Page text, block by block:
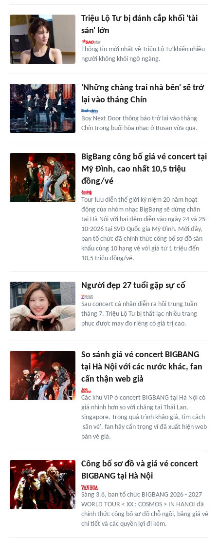
Triệu Lộ Tư bị đánh cắp khối 'tài
sản' lớn
Thông tin mới nhất về Triệu Lộ Tư khiến nhiều
người không khỏi ngỡ ngàng.
'Những chàng trai nhà bên' sẽ trở
lại vào tháng Chín
Boy Next Door thông báo trở lại vào tháng
Chín trong buổi hòa nhạc ở Busan vừa qua.
BigBang công bố giá vé concert tại
Mỹ Đình, cao nhất 10,5 triệu
đồng/vé
Tour lưu diễn thế giới kỷ niệm 20 năm hoạt
động của nhóm nhạc BigBang sẽ dừng chân
tại Hà Nội với hai đêm diễn vào ngày 24 và 25-
10-2026 tại SVĐ Quốc gia Mỹ Đình. Mới đây,
ban tổ chức đã chính thức công bố sơ đồ sân
khấu cùng 10 hạng vé với giá từ 1 triệu đến
10,5 triệu đồng/vé.
Người đẹp 27 tuổi gặp sự cố
Sau concert cá nhân diễn ra hồi trung tuần
tháng 7, Triệu Lộ Tư bị thất lạc nhiều trang
phục được may đo riêng có giá trị cao.
So sánh giá vé concert BIGBANG
tại Hà Nội với các nước khác, fan
cẩn thận web giả
Các khu VIP ở concert BIGBANG tại Hà Nội có
giá nhỉnh hơn so với chặng tại Thái Lan,
Singapore. Trong quá trình khảo giá, tìm cách
'săn vé', fan hãy cẩn trọng vì đã xuất hiện web
bán vé giả.
Công bố sơ đồ và giá vé concert
BIGBANG tại Hà Nội
Sáng 3.8, ban tổ chức BIGBANG 2026 - 2027
WORLD TOUR < XX : COSMOS > IN HANOI đã
chính thức công bố sơ đồ chỗ ngồi, bảng giá vé
chi tiết và các quyền lợi đi kèm.